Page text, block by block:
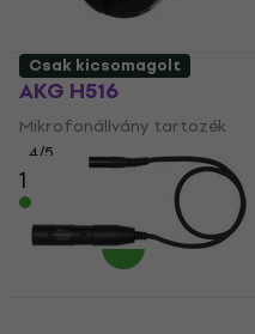
AKG H516
Mikrofonállvány tartozék
4/5
1 370 Ft
Csak kicsomagolt